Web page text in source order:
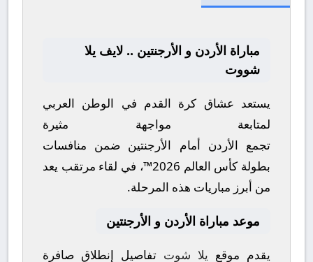
مباراة الأردن و الأرجنتين .. لايف يلا
شووت
يستعد عشاق كرة القدم في الوطن العربي
لمتابعة مواجهة مثيرة
تجمع الأردن أمام الأرجنتين ضمن منافسات
بطولة كأس العالم 2026™
، في لقاء مرتقب يعد
من أبرز مباريات هذه المرحلة.
موعد مباراة الأردن و الأرجنتين
يقدم موقع يلا شوت تفاصيل إنطلاق صافرة